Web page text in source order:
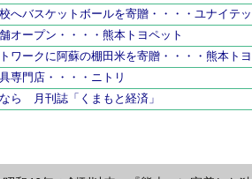
へバスケットボールを寄贈・・・・ユナイテ
オープン・・・・熊本トヨペット
ワークに阿蘇の棚田米を寄贈・・・・熊本ト
専門店・・・・ニトリ
ら 月刊誌「くまもと経済」